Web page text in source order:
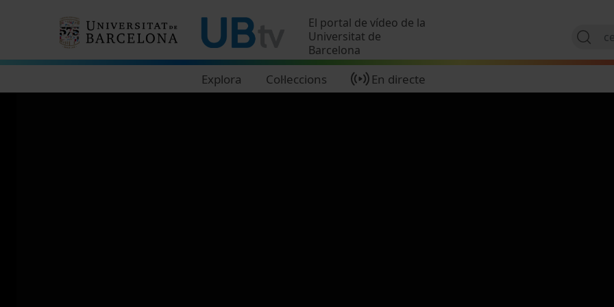
El portal de vídeo de la
Universitat de
Barcelona
Explora Col·leccions En directe